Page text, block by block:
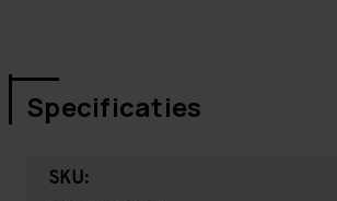
Specificaties
SKU: